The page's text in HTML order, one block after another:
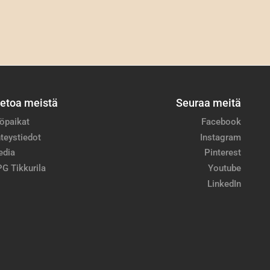
meistä
Tikkurila
Seuraa meitä
Facebook
Instagram
Pinterest
Youtube
LinkedIn